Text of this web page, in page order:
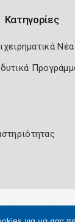
Κατηγορίες
Νέα